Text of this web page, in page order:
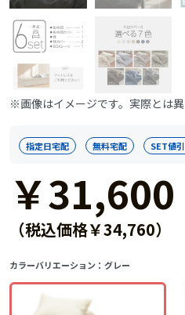
※画像はイメージです。実際とは異
指定日宅配 無料宅配 SET値
￥31,600
（税込価格￥34,760）
カラーバリエーション： グレー